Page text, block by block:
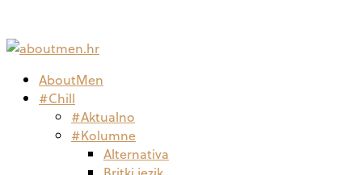
AboutMen
#Chill
#Aktualno
#Kolumne
Alternativa